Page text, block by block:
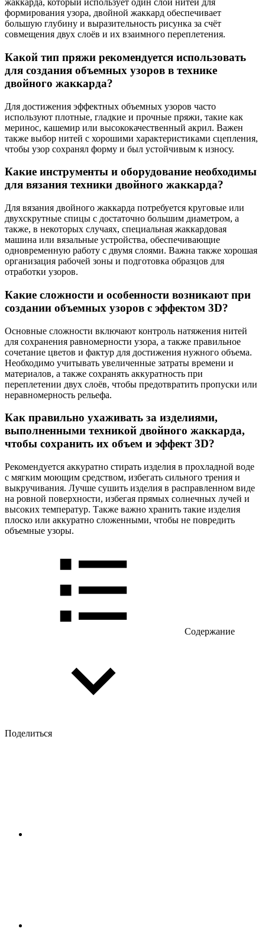
жаккарда, который использует один слой нитей для
формирования узора, двойной жаккард обеспечивает
большую глубину и выразительность рисунка за счёт
совмещения двух слоёв и их взаимного переплетения.
Какой тип пряжи рекомендуется использовать
для создания объемных узоров в технике
двойного жаккарда?
Для достижения эффектных объемных узоров часто
используют плотные, гладкие и прочные пряжи, такие как
меринос, кашемир или высококачественный акрил. Важен
также выбор нитей с хорошими характеристиками сцепления,
чтобы узор сохранял форму и был устойчивым к износу.
Какие инструменты и оборудование необходимы
для вязания техники двойного жаккарда?
Для вязания двойного жаккарда потребуется круговые или
двухскрутные спицы с достаточно большим диаметром, а
также, в некоторых случаях, специальная жаккардовая
машина или вязальные устройства, обеспечивающие
одновременную работу с двумя слоями. Важна также хорошая
организация рабочей зоны и подготовка образцов для
отработки узоров.
Какие сложности и особенности возникают при
создании объемных узоров с эффектом 3D?
Основные сложности включают контроль натяжения нитей
для сохранения равномерности узора, а также правильное
сочетание цветов и фактур для достижения нужного объема.
Необходимо учитывать увеличенные затраты времени и
материалов, а также сохранять аккуратность при
переплетении двух слоёв, чтобы предотвратить пропуски или
неравномерность рельефа.
Как правильно ухаживать за изделиями,
выполненными техникой двойного жаккарда,
чтобы сохранить их объем и эффект 3D?
Рекомендуется аккуратно стирать изделия в прохладной воде
с мягким моющим средством, избегать сильного трения и
выкручивания. Лучше сушить изделия в расправленном виде
на ровной поверхности, избегая прямых солнечных лучей и
высоких температур. Также важно хранить такие изделия
плоско или аккуратно сложенными, чтобы не повредить
объемные узоры.
Содержание
Поделиться